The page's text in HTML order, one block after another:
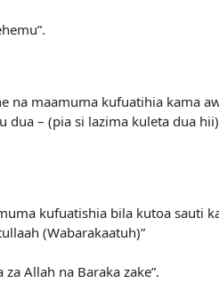
na maamuma kufuatihia kama
dua – (pia si lazima kuleta dua
kufuatishia bila kutoa sauti
(Wabarakaatuh)”
Allah na Baraka zake”.